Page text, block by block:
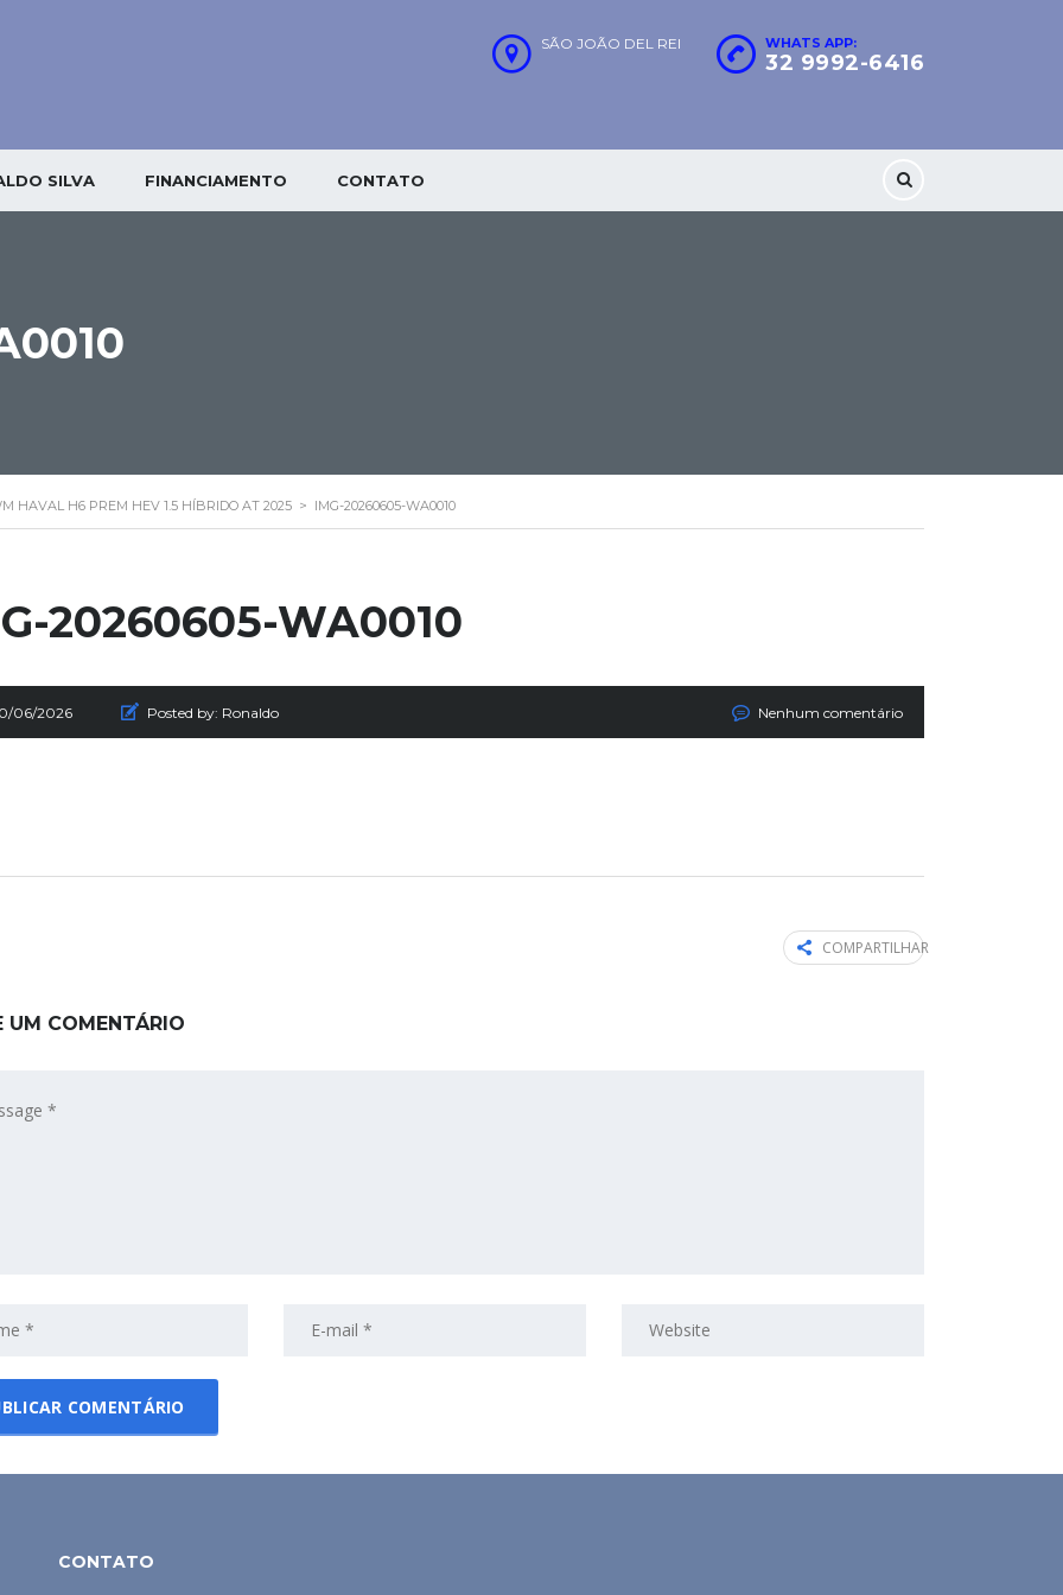
WHATS APP:
32 9992-6416
SÃO JOÃO DEL REI
SILVA FINANCIAMENTO CONTATO
HAVAL H6 PREM HEV 1.5 HÍBRIDO AT 2025 > IMG-20260605-WA0010
20260605-WA0010
06/2026 Posted by: Ronaldo Nenhum comentário
COMPARTILHAR
UM COMENTÁRIO
CONTATO